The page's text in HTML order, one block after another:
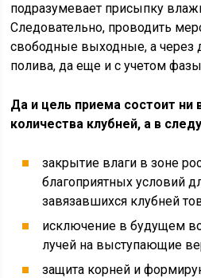
подразумевает присыпку
Следовательно, проводить
свободные выходные, а через
полива, да еще и с учетом фазы
Да и цель приема состоит ни
количества клубней, а в
закрытие влаги в зоне
благоприятных условий
завязавшихся клубней
исключение в будущем
лучей на выступающие
защита корней и